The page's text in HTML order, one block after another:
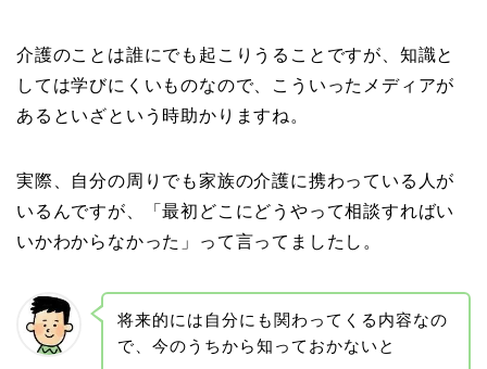
介護のことは誰にでも起こりうることですが、知識と
しては学びにくいものなので、こういったメディアが
あるといざという時助かりますね。
実際、自分の周りでも家族の介護に携わっている人が
いるんですが、「最初どこにどうやって相談すればい
いかわからなかった」って言ってましたし。
将来的には自分にも関わってくる内容なの
で、今のうちから知っておかないと